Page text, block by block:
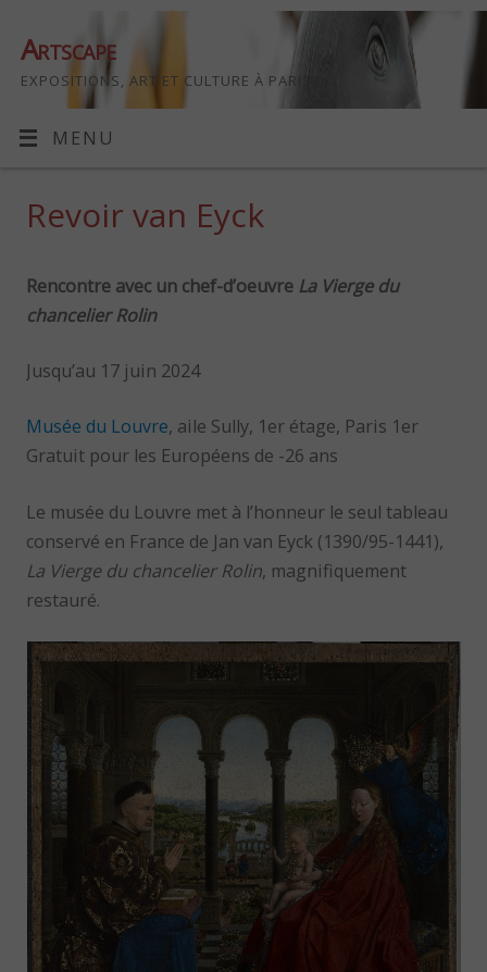
Artscape
EXPOSITIONS, ART ET CULTURE À PARIS
MENU
Revoir van Eyck
Rencontre avec un chef-d’oeuvre La Vierge du
chancelier Rolin
Jusqu’au 17 juin 2024
Musée du Louvre, aile Sully, 1er étage, Paris 1er
Gratuit pour les Européens de -26 ans
Le musée du Louvre met à l’honneur le seul tableau
conservé en France de Jan van Eyck (1390/95-1441),
La Vierge du chancelier Rolin, magnifiquement
restauré.